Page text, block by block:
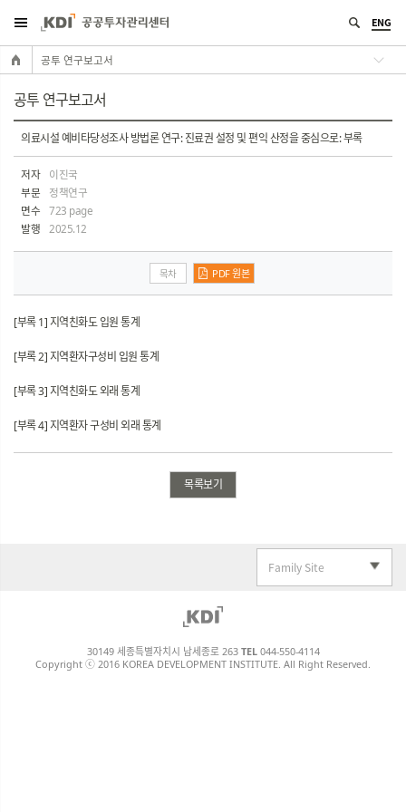
ENG
공투 연구보고서
공투 연구보고서
의료시설 예비타당성조사 방법론 연구: 진료권 설정 및 편익 산정을 중심으로: 부록
저자
이진국
부문
정책연구
면수
723 page
발행
2025.12
목차 PDF 원본
[부록 1] 지역친화도 입원 통계
[부록 2] 지역환자구성비 입원 통계
[부록 3] 지역친화도 외래 통계
[부록 4] 지역환자 구성비 외래 통계
목록보기
Family Site
30149 세종특별자치시 남세종로 263 TEL044-550-4114
Copyright ⓒ 2016 KOREA DEVELOPMENT INSTITUTE. All Right Reserved.